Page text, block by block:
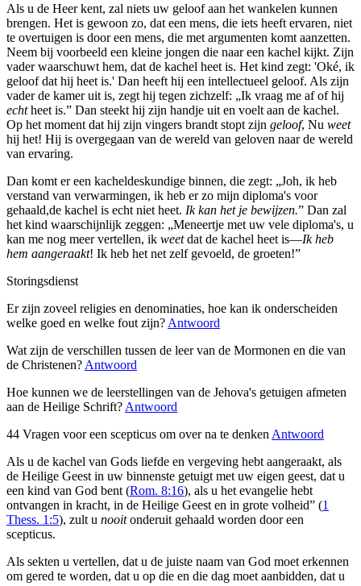
Als u de Heer kent, zal niets uw geloof aan het wankelen kunnen
brengen. Het is gewoon zo, dat een mens, die iets heeft ervaren, niet
te overtuigen is door een mens, die met argumenten komt aanzetten.
Neem bij voorbeeld een kleine jongen die naar een kachel kijkt. Zijn
vader waarschuwt hem, dat de kachel heet is. Het kind zegt: 'Oké, ik
geloof dat hij heet is.' Dan heeft hij een intellectueel geloof. Als zijn
vader de kamer uit is, zegt hij tegen zichzelf: „Ik vraag me af of hij
echtheet is.” Dan steekt hij zijn handje uit en voelt aan de kachel.
Op het moment dat hij zijn vingers brandt stopt zijn geloof, Nu weet
hij het! Hij is overgegaan van de wereld van geloven naar de wereld
van ervaring.
Dan komt er een kacheldeskundige binnen, die zegt: „Joh, ik heb
verstand van verwarmingen, ik heb er zo mijn diploma's voor
gehaald,de kachel is echt niet heet. Ik kan het je bewijzen.” Dan zal
het kind waarschijnlijk zeggen: „Meneertje met uw vele diploma's, u
kan me nog meer vertellen, ik weetdat de kachel heet is—Ik heb
hem aangeraakt! Ik heb het net zelf gevoeld, de groeten!”
Storingsdienst
Er zijn zoveel religies en denominaties, hoe kan ik onderscheiden
welke goed en welke fout zijn? Antwoord
Wat zijn de verschillen tussen de leer van de Mormonen en die van
de Christenen? Antwoord
Hoe kunnen we de leerstellingen van de Jehova's getuigen afmeten
aan de Heilige Schrift? Antwoord
44 Vragen voor een scepticus om over na te denken Antwoord
Als u de kachel van Gods liefde en vergeving hebt aangeraakt, als
de Heilige Geest in uw binnenste getuigt met uw eigen geest, dat u
een kind van God bent (Rom. 8:16), als u het evangelie hebt
ontvangen in kracht, in de Heilige Geest en in grote volheid” (1
Thess. 1:5), zult u nooitonderuit gehaald worden door een
scepticus.
Als sekten u vertellen, dat u de juiste naam van God moet erkennen
om gered te worden, dat u op die en die dag moet aanbidden, dat u